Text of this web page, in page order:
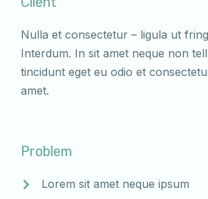
Nulla et consectetur – ligula ut
Interdum. In sit amet neque non
tincidunt eget eu odio et
amet.
Problem
Lorem sit amet neque ipsum